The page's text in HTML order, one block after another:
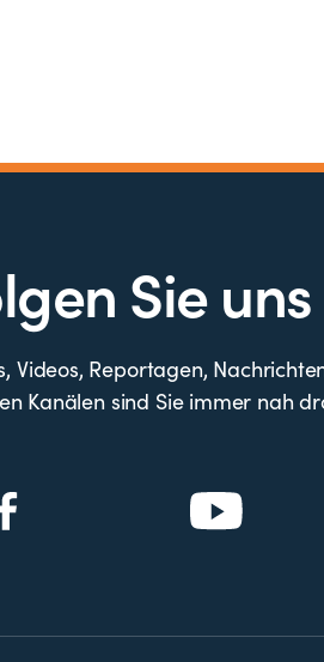
Sie uns
Videos, Reportagen,
Kanälen sind Sie immer nah